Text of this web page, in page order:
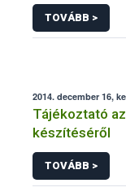
üzemeltetett
információs
TOVÁBB >
2014. december 16,
Tájékoztató
készítéséről
TOVÁBB >